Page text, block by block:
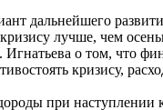
дальнейшего
лучше, чем
о том, что
кризису,
при наступлении